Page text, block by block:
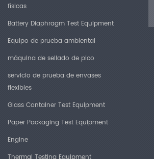
físicas
Battery Diaphragm Test Equipment
Equipo de prueba ambiental
máquina de sellado de pico
servicio de prueba de envases
flexibles
Glass Container Test Equipment
Paper Packaging Test Equipment
Engine